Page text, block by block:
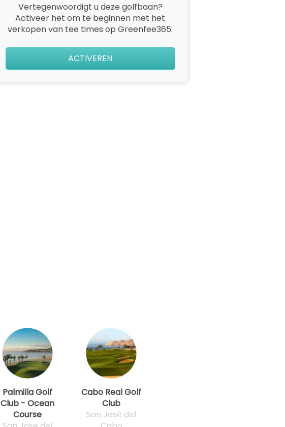
Vertegenwoordigt u deze golfbaan?
Activeer het om te beginnen met het
verkopen van tee times op Greenfee365.
ACTIVEREN
Palmilla Golf
Club - Ocean
Course
Cabo Real Golf
Club
San José del